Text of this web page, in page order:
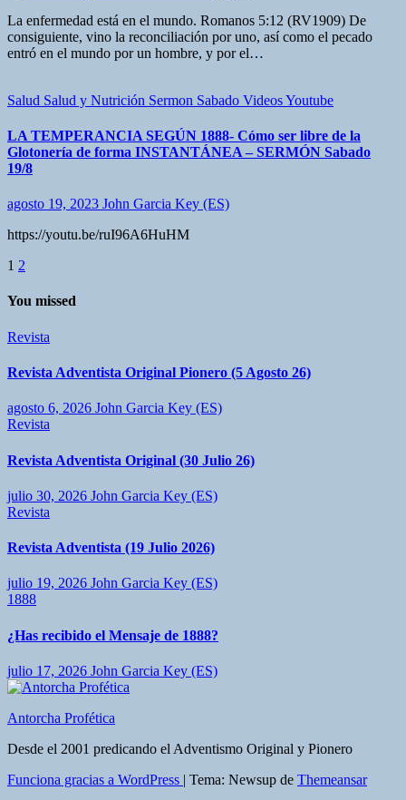
La enfermedad está en el mundo. Romanos 5:12 (RV1909) De
consiguiente, vino la reconciliación por uno, así como el pecado
entró en el mundo por un hombre, y por el…
Salud Salud y Nutrición Sermon Sabado Videos Youtube
LA TEMPERANCIA SEGÚN 1888- Cómo ser libre de la
Glotonería de forma INSTANTÁNEA – SERMÓN Sabado
19/8
agosto 19, 2023 John Garcia Key (ES)
https://youtu.be/ruI96A6HuHM
Paginación
de
1 2
You missed
Revista
Revista Adventista Original Pionero (5 Agosto 26)
agosto 6, 2026 John Garcia Key (ES)
Revista
Revista Adventista Original (30 Julio 26)
julio 30, 2026 John Garcia Key (ES)
Revista
Revista Adventista (19 Julio 2026)
julio 19, 2026 John Garcia Key (ES)
1888
¿Has recibido el Mensaje de 1888?
julio 17, 2026 John Garcia Key (ES)
Antorcha Profética
Desde el 2001 predicando el Adventismo Original y Pionero
Funciona gracias a WordPress | Tema: Newsup de Themeansar